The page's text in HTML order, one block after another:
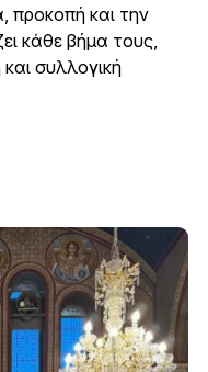
προκοπή και την
κάθε βήμα τους,
συλλογική